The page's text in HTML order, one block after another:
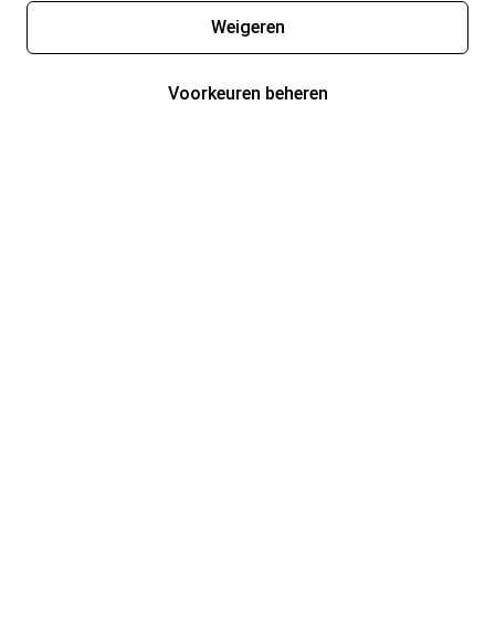
Weigeren
Voorkeuren beheren